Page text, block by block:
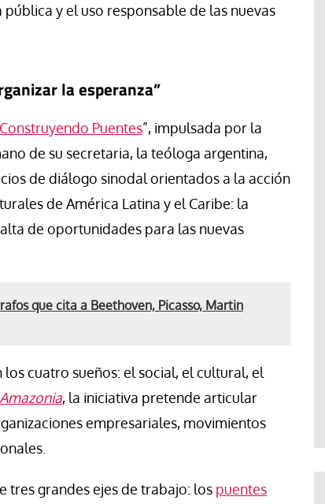
y el uso responsable de las nuevas
la esperanza”
Construyendo Puentes”, impulsada por la
de su secretaria, la teóloga argentina,
de diálogo sinodal orientados a la acción
de América Latina y el Caribe: la
de oportunidades para las nuevas
que cita a Beethoven, Picasso, Martin
cuatro sueños: el social, el cultural, el
, la iniciativa pretende articular
empresariales, movimientos
tres grandes ejes de trabajo: los puentes